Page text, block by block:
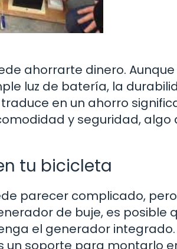
ahorrarte dinero. Aunque
luz de batería, la
en un ahorro
y seguridad,
tu bicicleta
parecer complicado,
de buje, es posible
el generador
soporte para montarlo